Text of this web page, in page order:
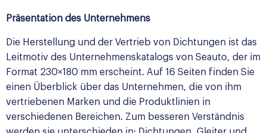
Präsentation des Unternehmens
Die Herstellung und der Vertrieb von Dichtungen ist das
Leitmotiv des Unternehmenskatalogs von Seauto, der im
Format 230×180 mm erscheint. Auf 16 Seiten finden Sie
einen Überblick über das Unternehmen, die von ihm
vertriebenen Marken und die Produktlinien in
verschiedenen Bereichen. Zum besseren Verständnis